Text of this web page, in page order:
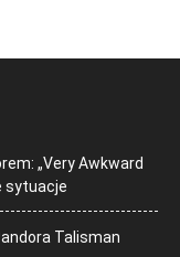
„Very Awkward
sytuacje
Talisman